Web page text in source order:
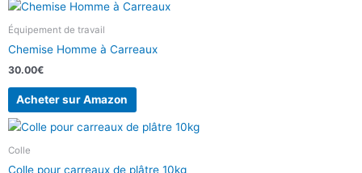
Équipement de travail
Chemise Homme à Carreaux
30.00€
Acheter sur Amazon
Colle
Colle pour carreaux de plâtre 10kg